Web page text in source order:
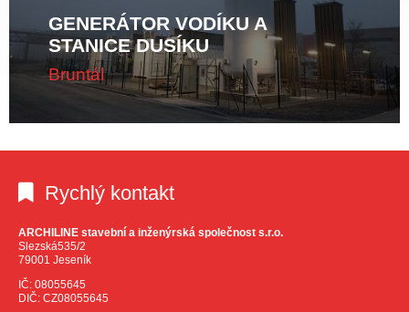
GENERÁTOR VODÍKU A
STANICE DUSÍKU
Bruntál
Rychlý kontakt
ARCHILINE stavební a inženýrská společnost s.r.o.
Slezská535/2
79001 Jeseník
IČ: 08055645
DIČ: CZ08055645